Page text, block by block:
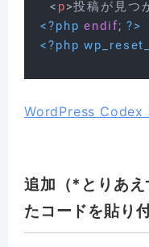
< p>投稿が見つ
<?php endif; ?>
<?php
WordPress Codex
追加（*とりあえ
たコードを貼り